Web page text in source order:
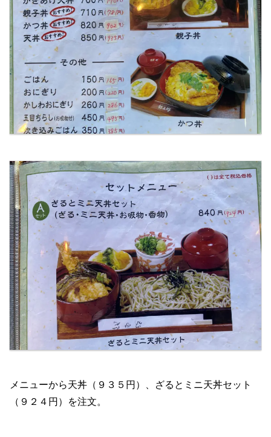
メニューから天丼（９３５円）、ざるとミニ天丼セット
（９２４円）を注文。